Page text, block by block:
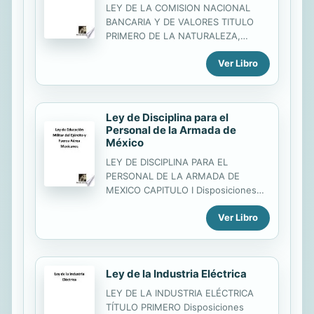
LEY DE LA COMISION NACIONAL
BANCARIA Y DE VALORES TITULO
PRIMERO DE LA NATURALEZA,
OBJETO Y FACULTADES CAPITULO I
DE LA NATURALEZA Y OBJETO
Artículo 1.- Se crea la Comisión
órgano desconcentrado de la
Secretaría de Hacienda y Crédito
Público, con autonomía técnica y
facultades ejecutivas en los términos
de esta Ley.
Ver Libro
Ley de Disciplina para el
Personal de la Armada de
México
LEY DE DISCIPLINA PARA EL
PERSONAL DE LA ARMADA DE
MEXICO CAPITULO I Disposiciones
Generales Artículo 1.- La presente
Ley se aplicará a todo el personal de
acuerdo con lo establecido en la Ley
Ver Libro
Ley de la Industria Eléctrica
LEY DE LA INDUSTRIA ELÉCTRICA
TÍTULO PRIMERO Disposiciones